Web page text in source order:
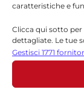
caratteristiche e
Clicca qui sotto
dettagliate. Le tue
sito. È possibile
compreso il ritiro
Policy o cliccando
inferiore dello
Gestisci 1771
Nome*
Email*